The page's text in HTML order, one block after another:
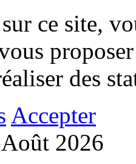
ce site,
des
Accepter
2026